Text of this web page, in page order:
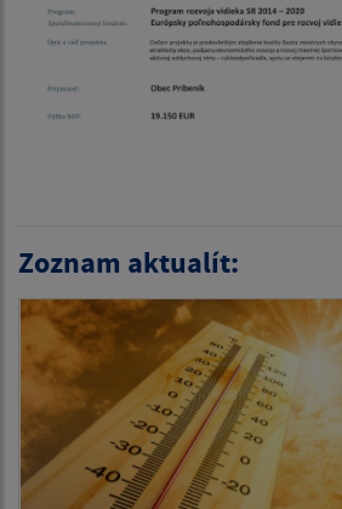
Zoznam aktualít: